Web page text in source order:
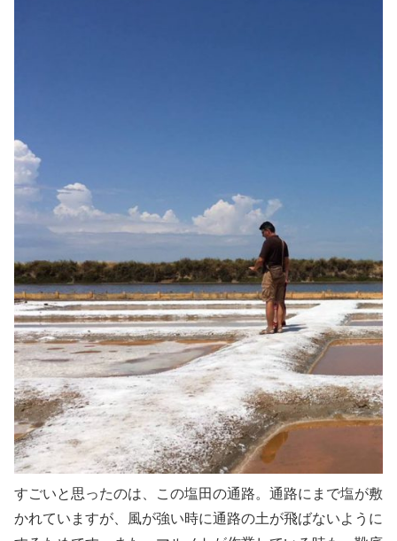
すごいと思ったのは、この塩田の通路。通路にまで塩が敷
かれていますが、風が強い時に通路の土が飛ばないように